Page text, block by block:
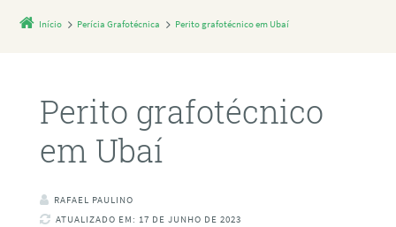
Início Perícia Grafotécnica Perito grafotécnico em Ubaí
Perito grafotécnico
em Ubaí
RAFAEL PAULINO
ATUALIZADO EM: 17 DE JUNHO DE 2023